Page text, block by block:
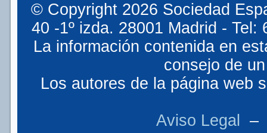
© Copyright 2026 Sociedad
40 -1º izda. 28001 Madrid -
La información contenida en
consejo de
Los autores de la página web
Aviso Legal